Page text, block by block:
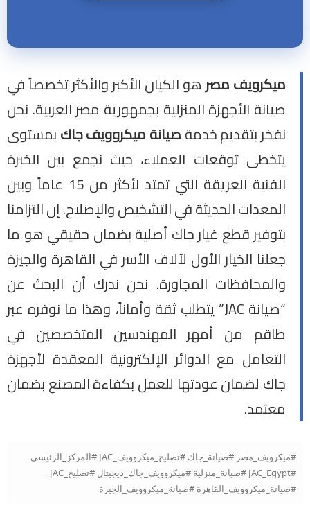
ميكرويف مصرهو الكيان الأكبر والأكثر تخصصاً في
صيانة الأجهزة المنزلية بجمهورية مصر العربية. نحن
نفخر بتقديم خدمةصيانة ميكروويف جاكبمستوى
يتخطى توقعات العملاء، حيث نجمع بين الخبرة
الفنية العريقة التي تمتد لأكثر من 15 عاماً وبين
المعدات الحديثة في التشخيص والإصلاح. إن التزامنا
بتوفير قطع غيار جاك أصلية بضمان حقيقي هو ما
جعلنا الخيار الأول لآلاف الأسر في القاهرة والجيزة
والمحافظات المجاورة. نحن ندرك أن البحث عن
“صيانة JAC” يتطلب ثقة وأماناً، وهذا ما نوفره عبر
طاقم من أمهر المهندسين المتخصصين في
التعامل مع الدوائر الإلكترونية المعقدة لأجهزة
جاك لضمان عودتها للعمل بكفاءة المصنع بضمان
معتمد.
#ميكرويف_مصر #صيانة_جاك #تصليح_ميكروويف_JAC #المركز_الرئيسي
#JAC_Egypt #صيانة_منزلية #ميكروويف_جاك_ديجيتال #تصليح_JAC
#صيانة_ميكروويف_القاهرة #صيانة_ميكروويف_الجيزة